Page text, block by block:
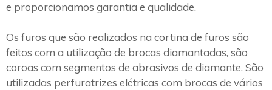
e proporcionamos garantia e qualidade.
Os furos que são realizados na cortina de furos são
feitos com a utilização de brocas diamantadas, são
coroas com segmentos de abrasivos de diamante. São
utilizadas perfuratrizes elétricas com brocas de vários